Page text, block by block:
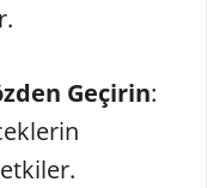
Geçirin: